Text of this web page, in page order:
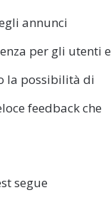
annunci
per gli utenti e
la possibilità di
feedback che
segue